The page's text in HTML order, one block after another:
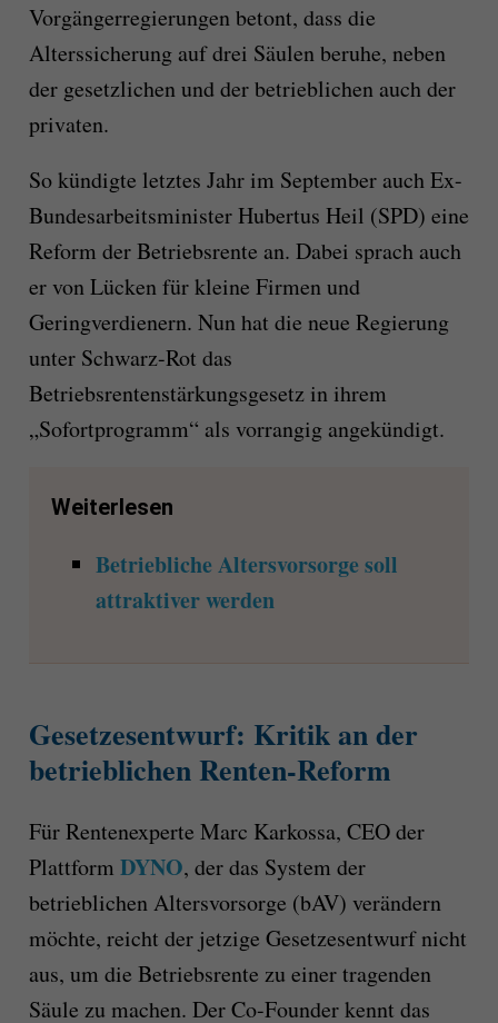
Vorgängerregierungen betont, dass die
Alterssicherung auf drei Säulen beruhe, neben
der gesetzlichen und der betrieblichen auch der
privaten.
So kündigte letztes Jahr im September auch Ex-
Bundesarbeitsminister Hubertus Heil (SPD) eine
Reform der Betriebsrente an. Dabei sprach auch
er von Lücken für kleine Firmen und
Geringverdienern. Nun hat die neue Regierung
unter Schwarz-Rot das
Betriebsrentenstärkungsgesetz in ihrem
„Sofortprogramm“ als vorrangig angekündigt.
Weiterlesen
Betriebliche Altersvorsorge soll
attraktiver werden
Gesetzesentwurf: Kritik an der
betrieblichen Renten-Reform
Für Rentenexperte Marc Karkossa, CEO der
Plattform DYNO, der das System der
betrieblichen Altersvorsorge (bAV) verändern
möchte, reicht der jetzige Gesetzesentwurf nicht
aus, um die Betriebsrente zu einer tragenden
Säule zu machen. Der Co-Founder kennt das